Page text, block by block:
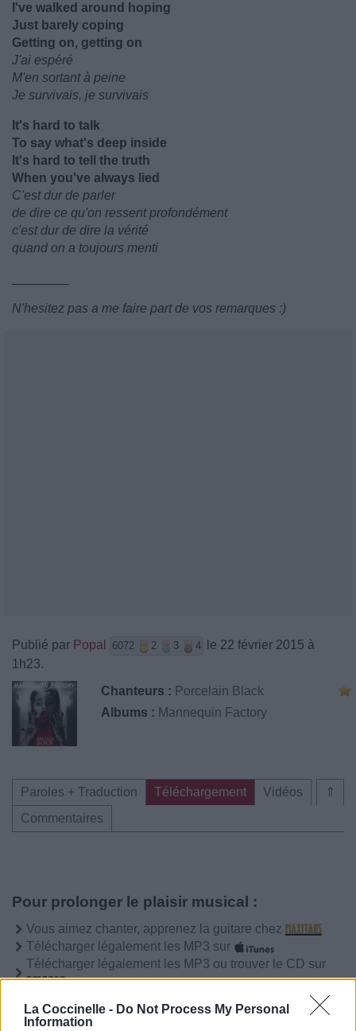
La Coccinelle - Do Not Process My Personal
Information
I've walked around hoping
Just barely coping
Getting on, getting on
J'ai espéré
M'en sortant à peine
Je survivais, je survivais
It's hard to talk
To say what's deep inside
It's hard to tell the truth
When you've always lied
C'est dur de parler
de dire ce qu'on ressent profondément
c'est dur de dire la vérité
quand on a toujours menti
N'hesitez pas a me faire part de vos remarques :)
Publié par Popal 6072 2 3 4
le 22 février 2015 à
1h23.
Chanteurs : Porcelain Black
Albums : Mannequin Factory
⇑
Paroles + Traduction Téléchargement
Vidéos
Commentaires
Pour prolonger le plaisir musical :
Vous aimez chanter, apprenez la guitare chez
Télécharger légalement les MP3 sur
Télécharger légalement les MP3 ou trouver le CD sur
Trouver un instrument de musique ou une partition au